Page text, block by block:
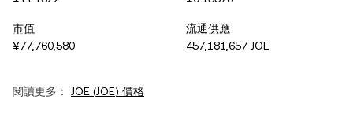
市值
¥77,760,580
流通供應
457,181,657 JOE
閱讀更多： JOE (JOE) 價格